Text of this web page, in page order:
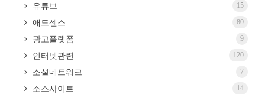
유튜브 15
애드센스 80
광고플랫폼 9
인터넷관련 120
소셜네트워크 7
소스사이트 14